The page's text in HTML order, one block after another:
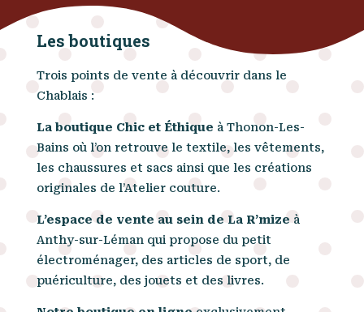
Les boutiques
Trois points de vente à découvrir dans le
Chablais :
La boutique Chic et Éthique à Thonon-Les-
Bains où l’on retrouve le textile, les vêtements,
les chaussures et sacs ainsi que les créations
originales de l’Atelier couture.
L’espace de vente au sein de La R’mize à
Anthy-sur-Léman qui propose du petit
électroménager, des articles de sport, de
puériculture, des jouets et des livres.